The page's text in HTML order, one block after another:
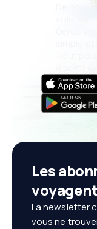
De
vols,
Gérez
Tout
Les
La newsletter
vous ne